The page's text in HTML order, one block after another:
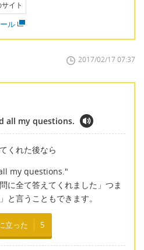
イト
ル
2017/02/17 07:37
all my questions.
くれた後なら
my questions."
に全て答えてくれました」つま
と言うこともできます。
立った 5